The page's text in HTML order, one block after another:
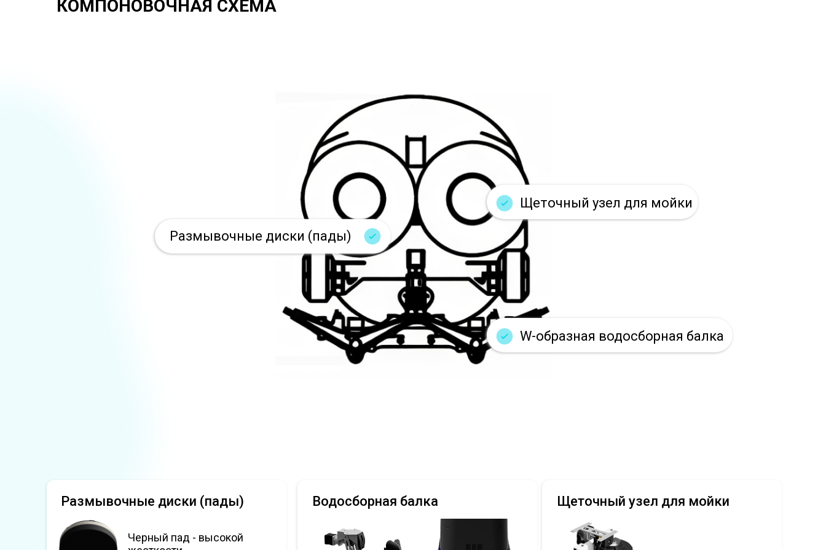
КОМПОНОВОЧНАЯ СХЕМА
W-образная водосборная балка
Щеточный узел для мойки
Размывочные диски (пады)
Щеточный узел для мойки
Водосборная балка
Черный пад - высокой
Размывочные диски (пады)